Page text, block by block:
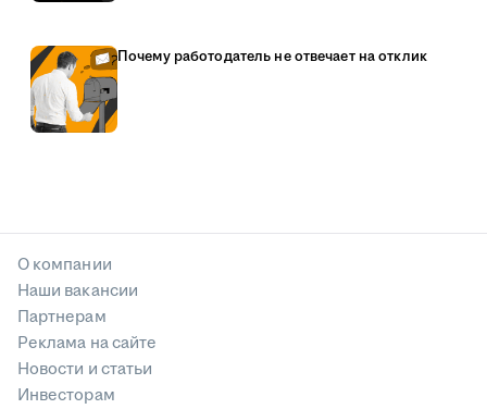
Почему работодатель не отвечает на отклик
О компании
Наши вакансии
Партнерам
Реклама на сайте
Новости и статьи
Инвесторам